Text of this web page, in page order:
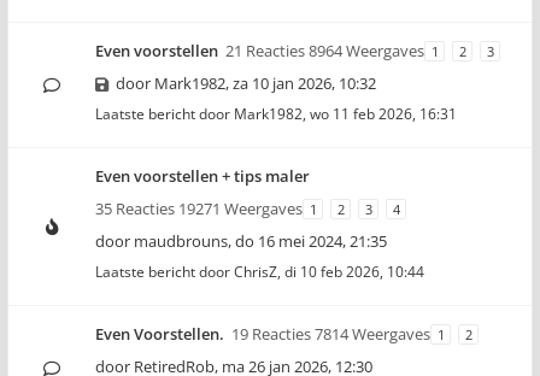
Even voorstellen 21 Reacties 8964 Weergaves 1 2 3
door Mark1982,za 10 jan 2026, 10:32
Laatste bericht door Mark1982, wo 11 feb 2026, 16:31
Even voorstellen + tips maler
35 Reacties 19271 Weergaves 1 2 3 4
door maudbrouns,do 16 mei 2024, 21:35
Laatste bericht doorChrisZ, di 10 feb 2026, 10:44
Even Voorstellen. 19 Reacties 7814 Weergaves 1 2
door RetiredRob, ma 26 jan 2026, 12:30